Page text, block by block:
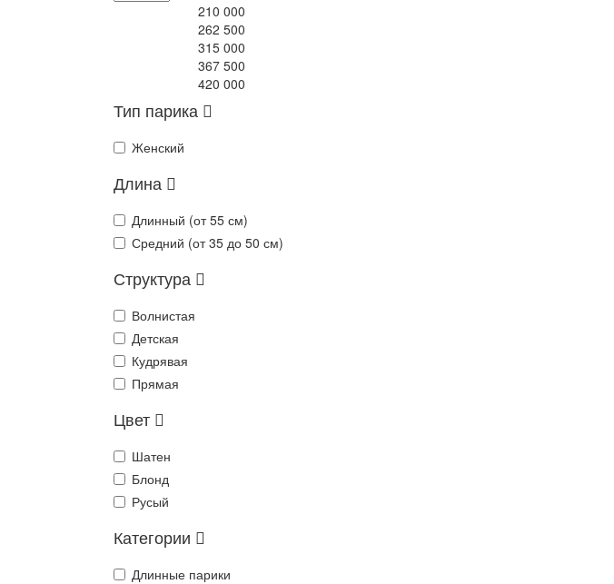
210 000
262 500
315 000
367 500
420 000
Тип парика
Женский
Длина
Длинный (от 55 см)
Средний (от 35 до 50 см)
Структура
Волнистая
Детская
Кудрявая
Прямая
Цвет
Шатен
Блонд
Русый
Категории
Длинные парики